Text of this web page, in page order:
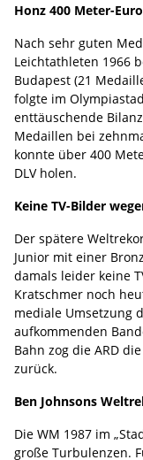
Honz 400 Meter-
Nach sehr guten
Leichtathleten 1966
Budapest (21
folgte im
enttäuschende
Medaillen bei
konnte über 400
DLV holen.
Keine TV-Bilder
Der spätere
Junior mit einer
damals leider keine
Kratschmer noch
mediale Umsetzung
aufkommenden
Bahn zog die ARD
zurück.
Ben Johnsons
Die WM 1987 im
große Turbulenzen.